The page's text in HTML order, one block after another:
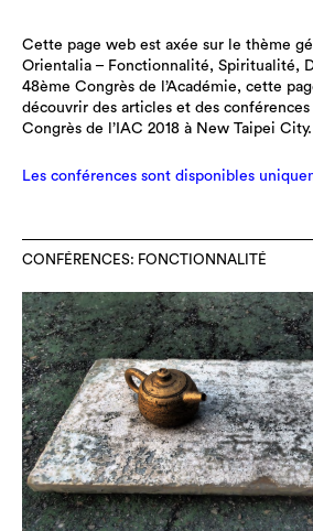
Cette page web est axée sur le thème
Orientalia – Fonctionnalité, Spiritualité,
48ème Congrès de l’Académie, cette
découvrir des articles et des
Congrès de l’IAC 2018 à New Taipei City.
Les conférences sont disponibles
CONFÉRENCES: FONCTIONNALITÉ